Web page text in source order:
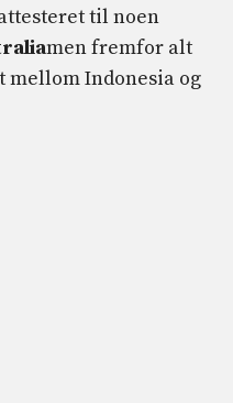
til noen
men fremfor alt
mellom Indonesia og